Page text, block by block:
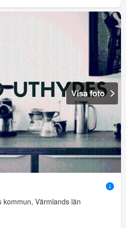
Visa foto
kommun, Värmlands län